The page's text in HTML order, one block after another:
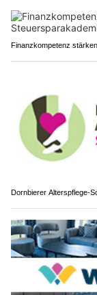
Finanzkompetenz
Dornbierer Alterspflege-